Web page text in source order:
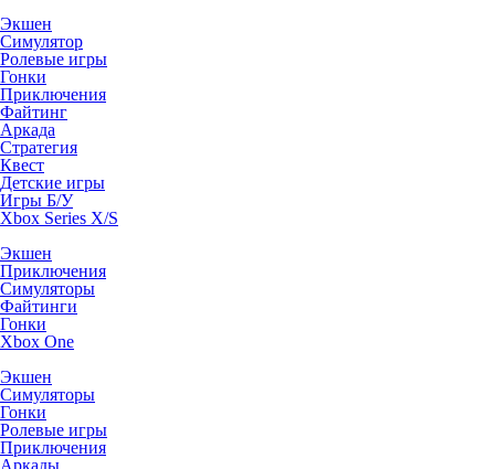
Экшен
Симулятор
Ролевые игры
Гонки
Приключения
Файтинг
Аркада
Стратегия
Квест
Детские игры
Игры Б/У
Xbox Series X/S
Экшен
Приключения
Симуляторы
Файтинги
Гонки
Xbox One
Экшен
Симуляторы
Гонки
Ролевые игры
Приключения
Аркады